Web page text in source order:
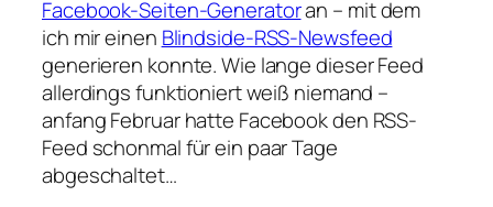
Facebook-Seiten-Generatoran – mit dem
ich mir einen Blindside-RSS-Newsfeed
generieren konnte. Wie lange dieser Feed
allerdings funktioniert weiß niemand –
anfang Februar hatte Facebook den RSS-
Feed schonmal für ein paar Tage
abgeschaltet…